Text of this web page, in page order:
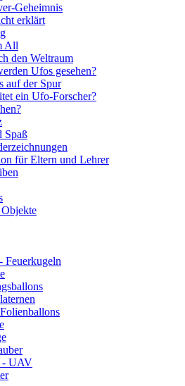
Geheimnis
erklärt
All
den Weltraum
Ufos gesehen?
auf der Spur
ein Ufo-Forscher?
Spaß
für Eltern und Lehrer
Feuerkugeln
- UAV